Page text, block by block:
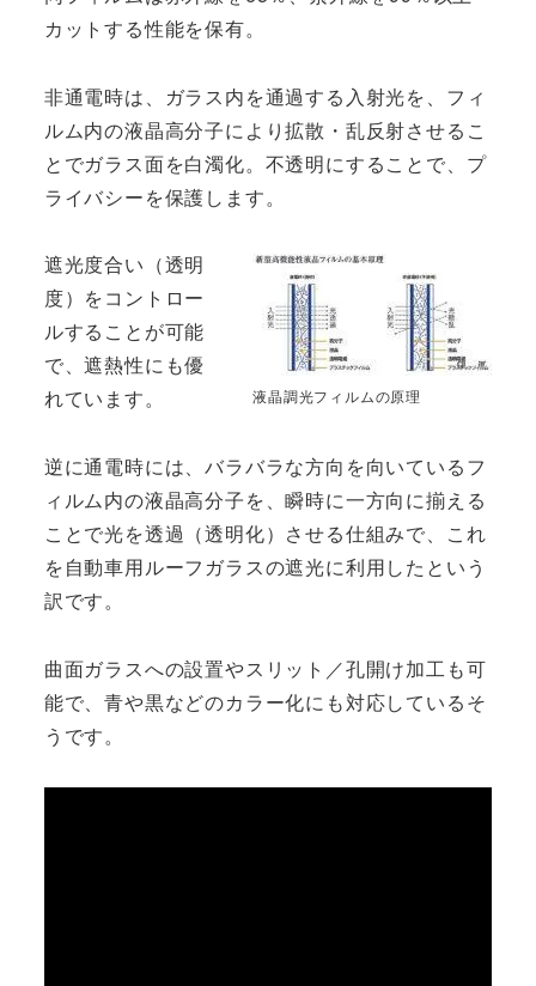
カットする性能を保有。
非通電時は、ガラス内を通過する入射光を、フィ
ルム内の液晶高分子により拡散・乱反射させるこ
とでガラス面を白濁化。不透明にすることで、プ
ライバシーを保護します。
液晶調光フィルムの原理
遮光度合い（透明
度）をコントロー
ルすることが可能
で、遮熱性にも優
れています。
逆に通電時には、バラバラな方向を向いているフ
ィルム内の液晶高分子を、瞬時に一方向に揃える
ことで光を透過（透明化）させる仕組みで、これ
を自動車用ルーフガラスの遮光に利用したという
訳です。
曲面ガラスへの設置やスリット／孔開け加工も可
能で、青や黒などのカラー化にも対応しているそ
うです。